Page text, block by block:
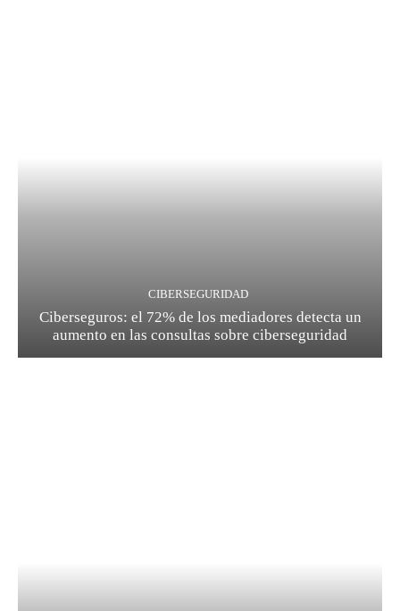
CIBERSEGURIDAD
Ciberseguros: el 72% de los mediadores detecta un
aumento en las consultas sobre ciberseguridad